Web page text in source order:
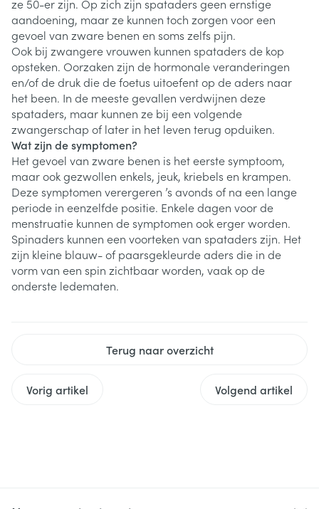
ze 50-er zijn. Op zich zijn spataders geen ernstige
aandoening, maar ze kunnen toch zorgen voor een
gevoel van zware benen en soms zelfs pijn.
Ook bij zwangere vrouwen kunnen spataders de kop
opsteken. Oorzaken zijn de hormonale veranderingen
en/of de druk die de foetus uitoefent op de aders naar
het been. In de meeste gevallen verdwijnen deze
spataders, maar kunnen ze bij een volgende
zwangerschap of later in het leven terug opduiken.
Wat zijn de symptomen?
Het gevoel van zware benen is het eerste symptoom,
maar ook gezwollen enkels, jeuk, kriebels en krampen.
Deze symptomen verergeren ’s avonds of na een lange
periode in eenzelfde positie. Enkele dagen voor de
menstruatie kunnen de symptomen ook erger worden.
Spinaders kunnen een voorteken van spataders zijn. Het
zijn kleine blauw- of paarsgekleurde aders die in de
vorm van een spin zichtbaar worden, vaak op de
onderste ledematen.
Terug naar overzicht
Vorig artikel Volgend artikel